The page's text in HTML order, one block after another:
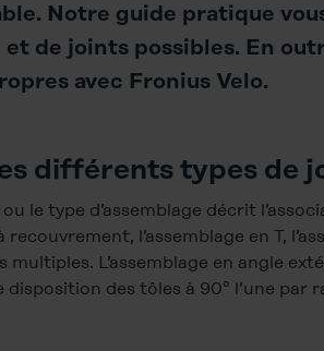
Notre guide pratique
de joints possibles. En
avec Fronius Velo.
différents types de
le type d’assemblage décrit
recouvrement, l’assemblage en T,
multiples. L’assemblage en angle
disposition des tôles à 90° l’une par